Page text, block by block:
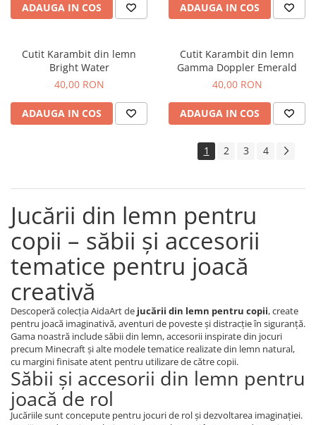
ADAUGA IN COS ADAUGA IN COS
Cutit Karambit din lemn
Bright Water
40,00 RON
ADAUGA IN COS
Cutit Karambit din lemn
Gamma Doppler Emerald
40,00 RON
ADAUGA IN COS
1 2 3 4
Jucării din lemn pentru
copii – săbii și accesorii
tematice pentru joacă
creativă
Descoperă colecția AidaArt de jucării din lemn pentru copii, create
pentru joacă imaginativă, aventuri de poveste și distracție în siguranță.
Gama noastră include săbii din lemn, accesorii inspirate din jocuri
precum Minecraft și alte modele tematice realizate din lemn natural,
cu margini finisate atent pentru utilizare de către copii.
Săbii și accesorii din lemn pentru
joacă de rol
Jucăriile sunt concepute pentru jocuri de rol și dezvoltarea imaginației.